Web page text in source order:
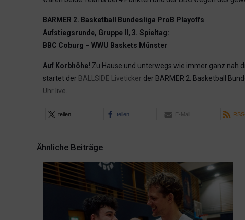
BARMER 2. Basketball Bundesliga ProB Playoffs
Aufstiegsrunde, Gruppe II, 3. Spieltag:
BBC Coburg – WWU Baskets Münster
Auf Korbhöhe! Zu Hause und unterwegs wie immer ganz nah
startet der BALLSIDE Liveticker der BARMER 2. Basketball
Uhr live
teilen teilen E-Mail
Ähnliche Beiträge